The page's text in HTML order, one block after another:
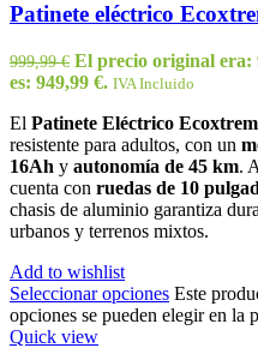
Patinete eléctrico
999,99€ El precio original era:
es: 949,99 €. IVA Incluido
El Patinete Eléctrico
resistente para adultos, con un
16Ah y autonomía de 45 km.
cuenta con ruedas de 10
chasis de aluminio garantiza
urbanos y terrenos mixtos.
Add to wishlist
Seleccionar opciones Este
opciones se pueden elegir en la
Quick view